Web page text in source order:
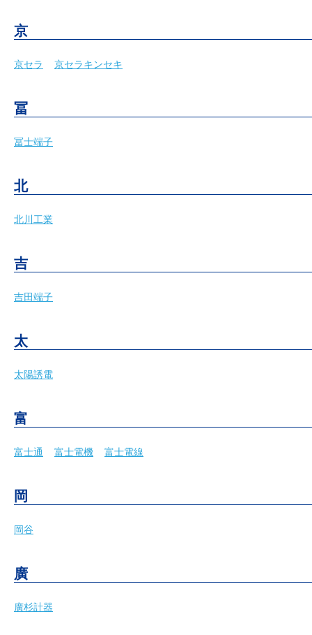
京
京セラ 京セラキンセキ
冨
冨士端子
北
北川工業
吉
吉田端子
太
太陽誘電
富
富士通 富士電機 富士電線
岡
岡谷
廣
廣杉計器